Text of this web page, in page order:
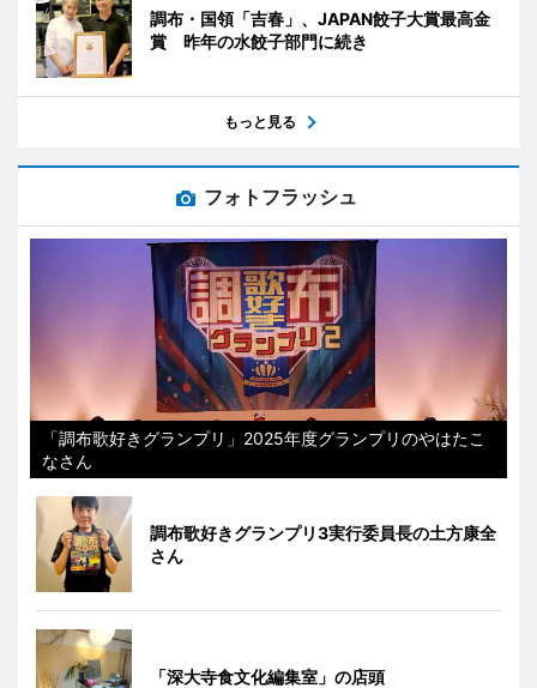
調布・国領「吉春」、JAPAN餃子大賞最高金
賞 昨年の水餃子部門に続き
もっと見る
フォトフラッシュ
「調布歌好きグランプリ」2025年度グランプリのやはたこ
なさん
調布歌好きグランプリ3実行委員長の土方康全
さん
「深大寺食文化編集室」の店頭